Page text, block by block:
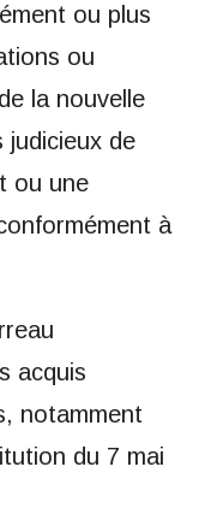
ou plus
ou
la nouvelle
de
ou une
à
acquis
notamment
du 7 mai